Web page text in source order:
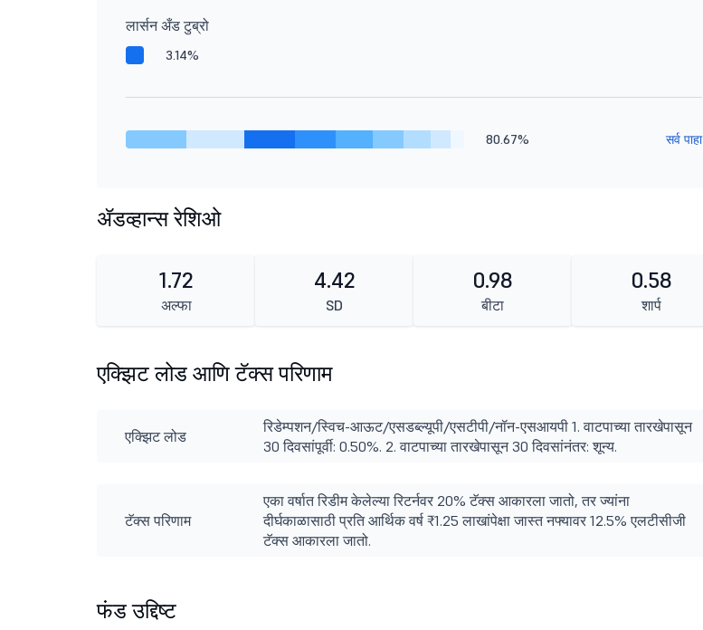
लार्सन अँड टुब्रो
3.14%
80.67% सर्व पाहा
ॲडव्हान्स रेशिओ
1.72
अल्फा
4.42
SD
0.98
बीटा
0.58
शार्प
एक्झिट लोड आणि टॅक्स परिणाम
एक्झिट लोड
रिडेम्पशन/स्विच-आऊट/एसडब्ल्यूपी/एसटीपी/नॉन-एसआयपी 1. वाटपाच्या तारखेपासून
30 दिवसांपूर्वी: 0.50%. 2. वाटपाच्या तारखेपासून 30 दिवसांनंतर: शून्य.
टॅक्स परिणाम
एका वर्षात रिडीम केलेल्या रिटर्नवर 20% टॅक्स आकारला जातो, तर ज्यांना
दीर्घकाळासाठी प्रति आर्थिक वर्ष ₹1.25 लाखांपेक्षा जास्त नफ्यावर 12.5% एलटीसीजी
टॅक्स आकारला जातो.
फंड उद्दिष्ट